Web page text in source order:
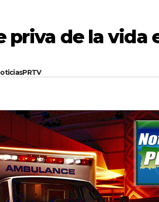
priva de la vida